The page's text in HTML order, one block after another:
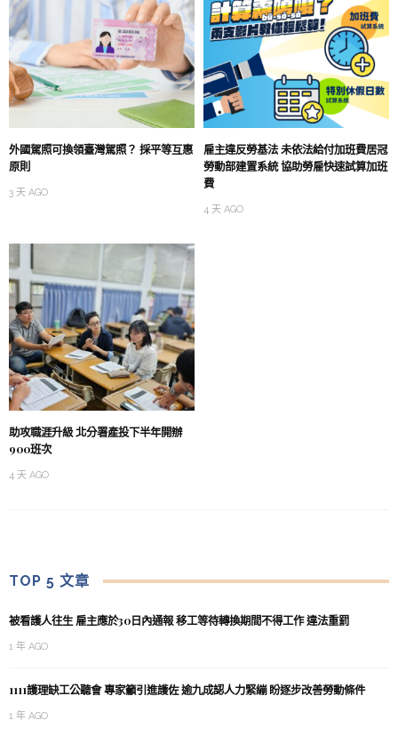
外國駕照可換領臺灣駕照？ 採平等互惠
原則
3 天 AGO
雇主違反勞基法 未依法給付加班費居冠
勞動部建置系統 協助勞雇快速試算加班
費
4 天 AGO
助攻職涯升級 北分署產投下半年開辦
900班次
4 天 AGO
TOP 5 文章
被看護人往生 雇主應於30日內通報 移工等待轉換期間不得工作 違法重罰
1 年 AGO
1111護理缺工公聽會 專家籲引進護佐 逾九成認人力緊繃 盼逐步改善勞動條件
1 年 AGO